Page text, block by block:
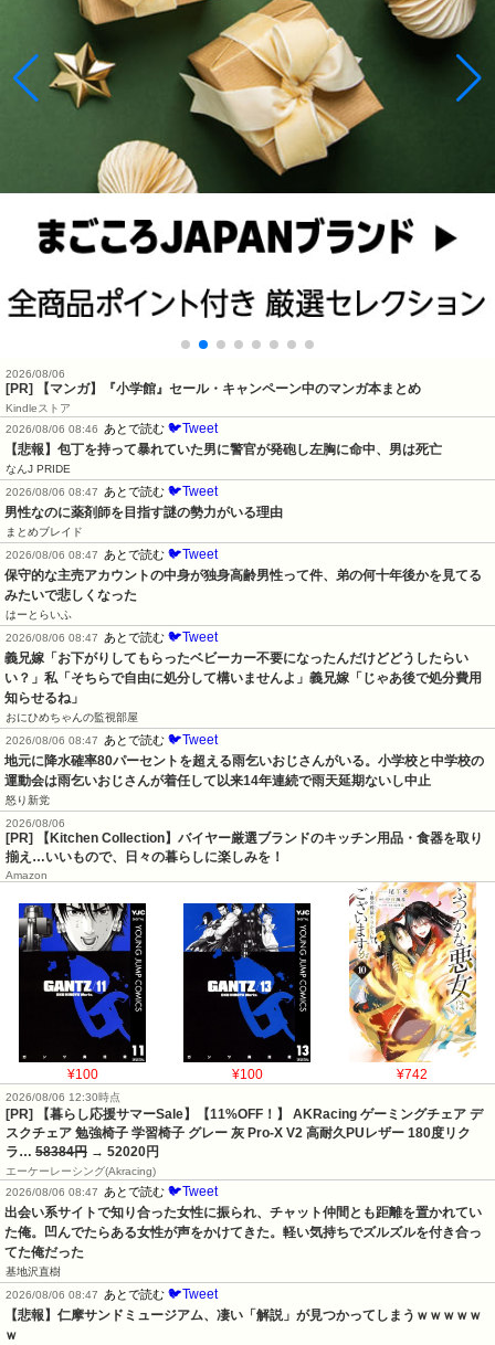
2026/08/06
[PR] 【マンガ】『小学館』セール・キャンペーン中のマンガ本まとめ
Kindleストア
2026/08/06 08:46
あとで読む 🐦Tweet
【悲報】包丁を持って暴れていた男に警官が発砲し左胸に命中、男は死亡
なんJ PRIDE
2026/08/06 08:47
あとで読む 🐦Tweet
男性なのに薬剤師を目指す謎の勢力がいる理由
まとめブレイド
2026/08/06 08:47
あとで読む 🐦Tweet
保守的な主売アカウントの中身が独身高齢男性って件、弟の何十年後かを見てる
みたいで悲しくなった
はーとらいふ
2026/08/06 08:47
あとで読む 🐦Tweet
義兄嫁「お下がりしてもらったベビーカー不要になったんだけどどうしたらい
い？」私「そちらで自由に処分して構いませんよ」義兄嫁「じゃあ後で処分費用
知らせるね」
おにひめちゃんの監視部屋
2026/08/06 08:47
あとで読む 🐦Tweet
地元に降水確率80パーセントを超える雨乞いおじさんがいる。小学校と中学校の
運動会は雨乞いおじさんが着任して以来14年連続で雨天延期ないし中止
怒り新党
2026/08/06
[PR] 【Kitchen Collection】バイヤー厳選ブランドのキッチン用品・食器を取り
揃え…いいもので、日々の暮らしに楽しみを！
Amazon
¥100 ¥100 ¥742
2026/08/06 12:30時点
[PR] 【暮らし応援サマーSale】【11%OFF！】 AKRacing ゲーミングチェア デ
スクチェア 勉強椅子 学習椅子 グレー 灰 Pro-X V2 高耐久PUレザー 180度リク
ラ… 58384円 → 52020円
エーケーレーシング(Akracing)
2026/08/06 08:47
あとで読む 🐦Tweet
出会い系サイトで知り合った女性に振られ、チャット仲間とも距離を置かれてい
た俺。凹んでたらある女性が声をかけてきた。軽い気持ちでズルズルを付き合っ
てた俺だった
基地沢直樹
2026/08/06 08:47
あとで読む 🐦Tweet
【悲報】仁摩サンドミュージアム、凄い「解説」が見つかってしまうｗｗｗｗｗ
ｗ